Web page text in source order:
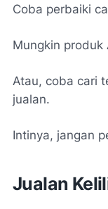
Coba perbaiki
Mungkin
Atau, coba cari
jualan.
Intinya, jangan
Jualan